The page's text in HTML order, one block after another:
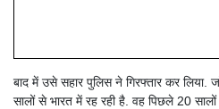
बाद में उसे सहार पुलिस ने गिरफ्तार कर लिया.
सालों से भारत में रह रही है. वह पिछले 20